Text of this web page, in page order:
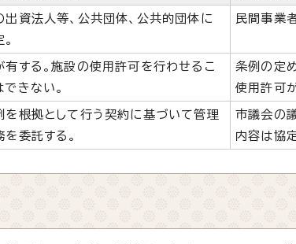
出資法人等、公共団体、公共的団体に
民間事業
有する。施設の使用許可を行わせるこ
できない。
条例の定
使用許可
を根拠として行う契約に基づいて管理
を委託する。
市議会の
内容は協